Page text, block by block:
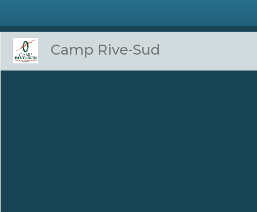
Camp Rive-Sud